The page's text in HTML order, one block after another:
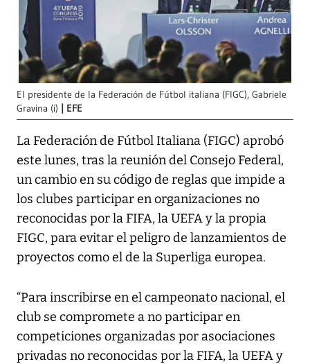
El presidente de la Federación de Fútbol italiana (FIGC), Gabriele
Gravina (i)
EFE
La Federación de Fútbol Italiana (FIGC) aprobó
este lunes, tras la reunión del Consejo Federal,
un cambio en su código de reglas que impide a
los clubes participar en organizaciones no
reconocidas por la FIFA, la UEFA y la propia
FIGC, para evitar el peligro de lanzamientos de
proyectos como el de la Superliga europea.
“Para inscribirse en el campeonato nacional, el
club se compromete a no participar en
competiciones organizadas por asociaciones
privadas no reconocidas por la FIFA, la UEFA y